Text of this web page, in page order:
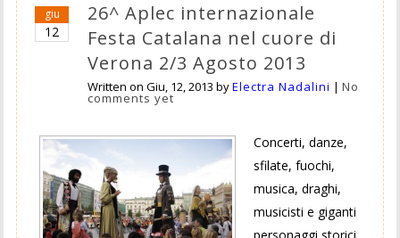
giu
12
26^ Aplec internazionale
Festa Catalana nel cuore di
Verona 2/3 Agosto 2013
Written onGiu, 12, 2013 byElectra Nadalini |No
comments yet
Concerti, danze,
sfilate, fuochi,
musica, draghi,
musicisti e giganti